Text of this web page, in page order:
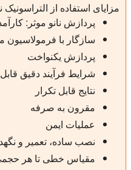
مزایای استفاده از التراسونیک
پردازش نانو موثر:
سازگار با
پردازش یکنواخت
شرایط فرآیند دقیق
نتایج قابل تکرار
مقرون به صرفه
عملیات ایمن
نصب ساده، تعمیر و
مقیاس خطی تا هر